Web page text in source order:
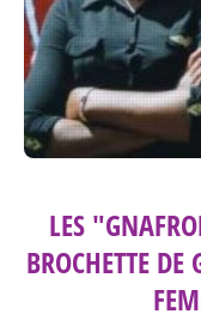
LES
BROCHETTE